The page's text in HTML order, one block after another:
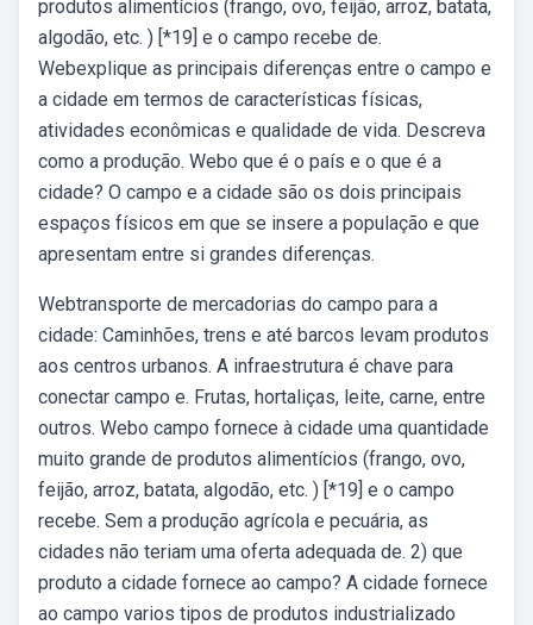
produtos alimentícios (frango, ovo, feijão, arroz, batata,
algodão, etc. ) [*19] e o campo recebe de.
Webexplique as principais diferenças entre o campo e
a cidade em termos de características físicas,
atividades econômicas e qualidade de vida. Descreva
como a produção. Webo que é o país e o que é a
cidade? O campo e a cidade são os dois principais
espaços físicos em que se insere a população e que
apresentam entre si grandes diferenças.
Webtransporte de mercadorias do campo para a
cidade: Caminhões, trens e até barcos levam produtos
aos centros urbanos. A infraestrutura é chave para
conectar campo e. Frutas, hortaliças, leite, carne, entre
outros. Webo campo fornece à cidade uma quantidade
muito grande de produtos alimentícios (frango, ovo,
feijão, arroz, batata, algodão, etc. ) [*19] e o campo
recebe. Sem a produção agrícola e pecuária, as
cidades não teriam uma oferta adequada de. 2) que
produto a cidade fornece ao campo? A cidade fornece
ao campo varios tipos de produtos industrializado